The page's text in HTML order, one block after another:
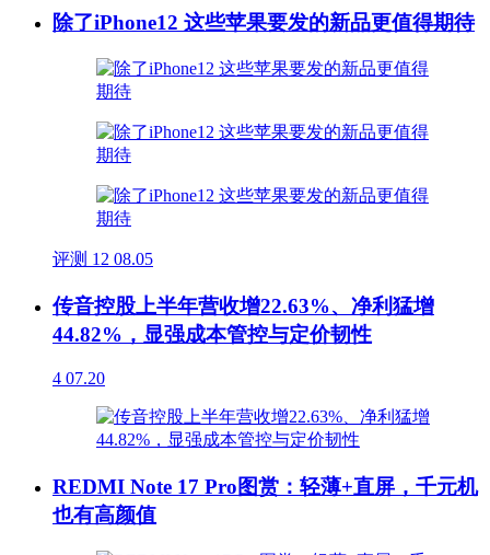
除了iPhone12 这些苹果要发的新品更值得期待
评测 12 08.05
传音控股上半年营收增22.63%、净利猛增
44.82%，显强成本管控与定价韧性
4 07.20
REDMI Note 17 Pro图赏：轻薄+直屏，千元机
也有高颜值